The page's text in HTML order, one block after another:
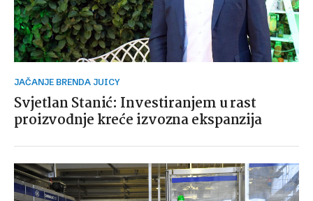
JAČANJE BRENDA JUICY
Svjetlan Stanić: Investiranjem u rast
proizvodnje kreće izvozna ekspanzija